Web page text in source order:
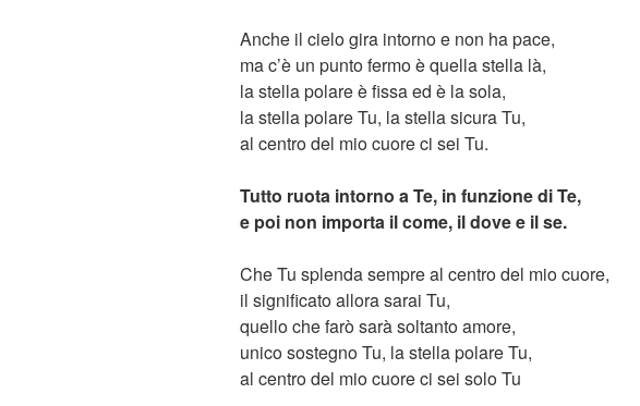
Anche il cielo gira intorno e non ha pace,
ma c’è un punto fermo è quella stella là,
la stella polare è fissa ed è la sola,
la stella polare Tu, la stella sicura Tu,
al centro del mio cuore ci sei Tu.
Tutto ruota intorno a Te, in funzione di Te,
e poi non importa il come, il dove e il se.
Che Tu splenda sempre al centro del mio cuore,
il significato allora sarai Tu,
quello che farò sarà soltanto amore,
unico sostegno Tu, la stella polare Tu,
al centro del mio cuore ci sei solo Tu